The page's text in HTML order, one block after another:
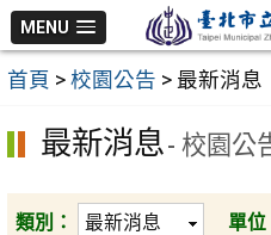
跳
至
主
區
MENU
首頁 > 校園公告 > 最新消息
最新消息- 校園公
類別：
單位